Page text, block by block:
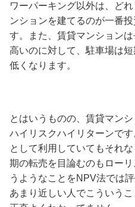
ワーパーキング以外は、ど
ンションを建てるのが一番
す。また、賃貸マンション
高いのに対して、駐車場は
低くなります。
とはいうものの、賃貸マン
ハイリスクハイリターンで
として利用していてもそれ
期の転売を目論むのもロー
うようなことをNPV法では
あまり近しい人でこういう